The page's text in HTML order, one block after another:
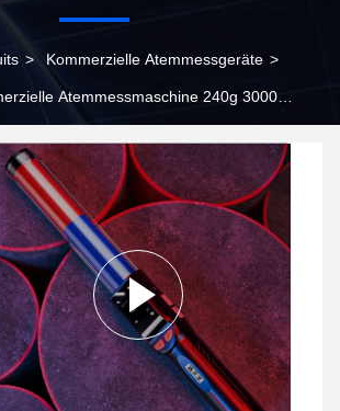
> Kommerzielle Atemmessgeräte >
Atemmessmaschine 240g 3000